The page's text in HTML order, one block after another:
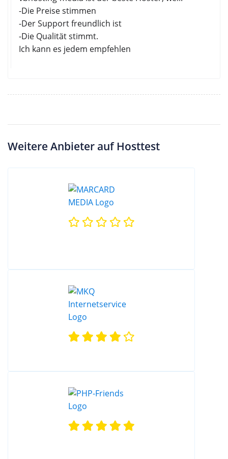
-Die Preise stimmen
-Der Support freundlich ist
-Die Qualität stimmt.
Ich kann es jedem empfehlen
Weitere Anbieter auf Hosttest